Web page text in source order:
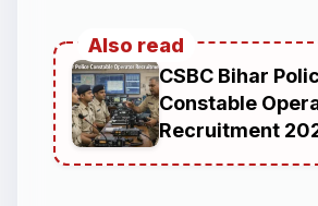
Also read
CSBC Bihar
Constable
Recruitment
Complete Guide